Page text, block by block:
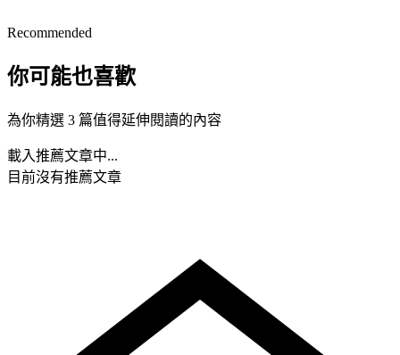
Recommended
你可能也喜歡
為你精選 3 篇值得延伸閱讀的內容
載入推薦文章中...
目前沒有推薦文章